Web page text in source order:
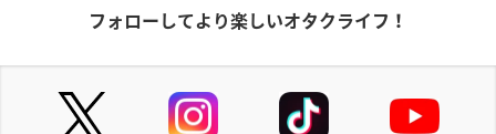
フォローしてより楽しいオタクライフ！